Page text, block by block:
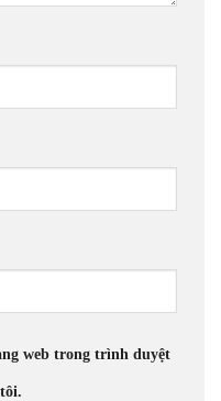
web trong trình duyệt